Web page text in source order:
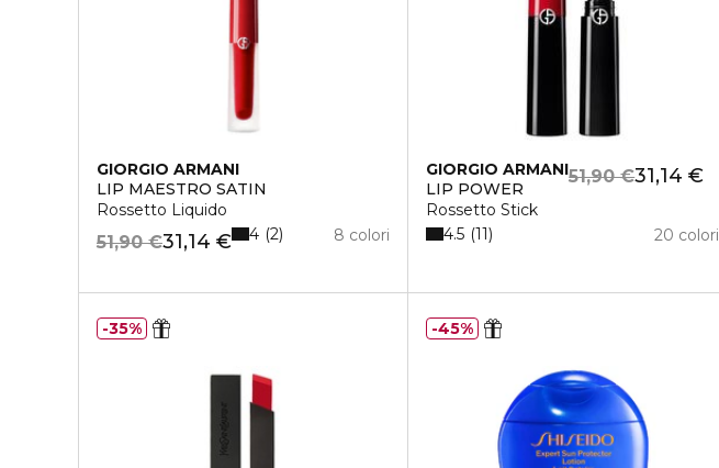
GIORGIO ARMANI
LIP MAESTRO SATIN
Rossetto Liquido
31,14 €
51,90 € 8 colori
4 2
GIORGIO ARMANI
LIP POWER
Rossetto Stick
31,14 €
51,90 €
20 colori
4.5 11
35% 45%